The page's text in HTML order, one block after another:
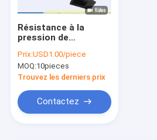
Nouvelles
Les affaires
Demandez un devis
Résistance à la
pression de
inoxydable
Prix:USD1.00/piece
MOQ:10pieces
Trouvez les derniers prix
Contactez